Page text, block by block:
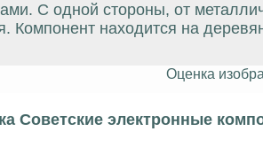
С одной стороны, от
Компонент находится на
Оценка
Советские электронные